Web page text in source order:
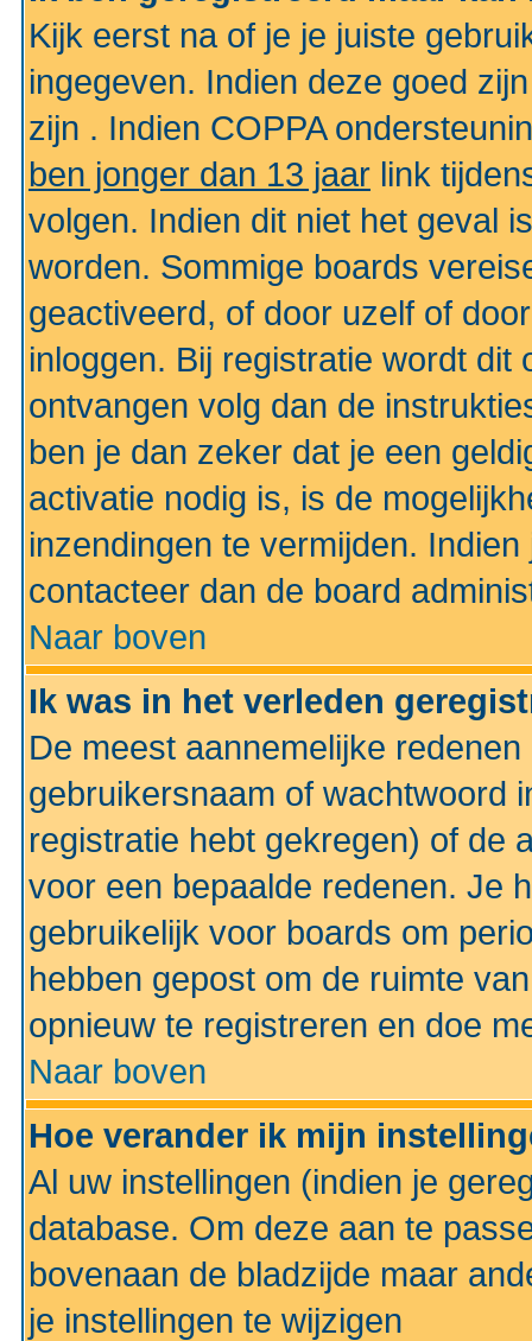
Kijk eerst na of je je juiste
ingegeven. Indien deze goed
zijn . Indien COPPA
ben jonger dan 13 jaar link
volgen. Indien dit niet het geval
worden. Sommige boards
geactiveerd, of door uzelf of
inloggen. Bij registratie wordt dit
ontvangen volg dan de
ben je dan zeker dat je een
activatie nodig is, is de
inzendingen te vermijden.
contacteer dan de board
Naar boven
Ik was in het verleden
De meest aannemelijke
gebruikersnaam of wachtwoord
registratie hebt gekregen) of de
voor een bepaalde redenen. Je
gebruikelijk voor boards om
hebben gepost om de ruimte
opnieuw te registreren en doe
Naar boven
Hoe verander ik mijn
Al uw instellingen (indien je
database. Om deze aan te
bovenaan de bladzijde maar
je instellingen te wijzigen